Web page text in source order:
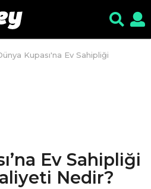
Kupası'na Ev Sahipliği
Ev Sahipliği
Nedir?